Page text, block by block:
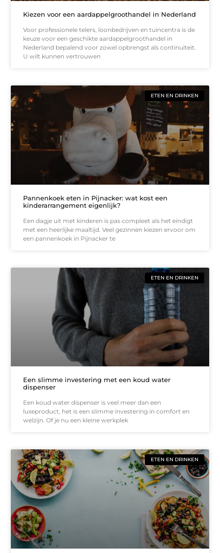
Kiezen voor een aardappelgroothandel in Nederland
Voor professionele telers, loonbedrijven en tuincentra is de
keuze voor een geschikte aardappelgroothandel in
Nederland bepalend voor zowel opbrengst als continuïteit.
U wilt kunnen vertrouwen
ETEN EN DRINKEN
Pannenkoek eten in Pijnacker: wat kost een
kinderarrangement eigenlijk?
Een dagje uit met kinderen is pas compleet als het eindigt
met een heerlijke maaltijd. Veel gezinnen kiezen ervoor om
een pannenkoek in Pijnacker te
ETEN EN DRINKEN
Een slimme investering met een koud water
dispenser
Een koud water dispenser is veel meer dan een
luxeproduct, het is een slimme investering in comfort en
welzijn. Of je nu een kleine werkplek
ETEN EN DRINKEN